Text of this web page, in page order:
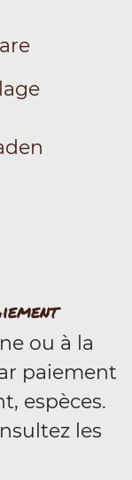
ou à la
paiement
espèces.
les